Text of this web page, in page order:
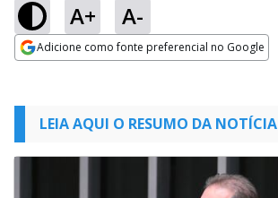
A+ A-
Adicione como fonte preferencial no Google
LEIA AQUI O RESUMO DA NOTÍCIA